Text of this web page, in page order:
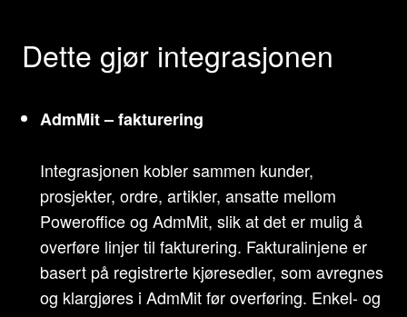
Dette gjør integrasjonen
AdmMit – fakturering
Integrasjonen kobler sammen kunder,
prosjekter, ordre, artikler, ansatte mellom
Poweroffice og AdmMit, slik at det er mulig å
overføre linjer til fakturering. Fakturalinjene er
basert på registrerte kjøresedler, som avregnes
og klargjøres i AdmMit før overføring. Enkel- og